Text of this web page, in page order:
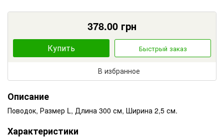
378.00 грн
Купить Быстрый заказ
В избранное
Описание
Поводок, Размер L, Длина 300 см, Ширина 2,5 см.
Характеристики